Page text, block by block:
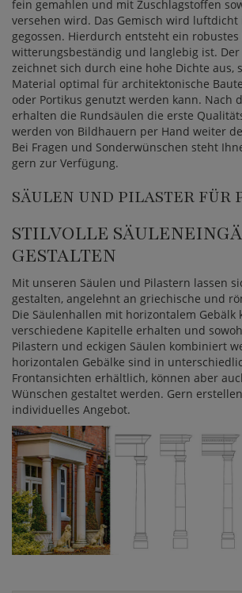
fein gemahlen und mit Zuschlagstoffen
versehen wird. Das Gemisch wird luftdicht
gegossen. Hierdurch entsteht ein robustes
witterungsbeständig und langlebig ist. Der
zeichnet sich durch eine hohe Dichte aus,
Material optimal für architektonische
oder Portikus genutzt werden kann. Nach
erhalten die Rundsäulen die erste
werden von Bildhauern per Hand weiter
Bei Fragen und Sonderwünschen steht
gern zur Verfügung.
SÄULEN UND PILASTER FÜR
STILVOLLE
GESTALTEN
Mit unseren Säulen und Pilastern lassen
gestalten, angelehnt an griechische und
Die Säulenhallen mit horizontalem Gebälk
verschiedene Kapitelle erhalten und
Pilastern und eckigen Säulen kombiniert
horizontalen Gebälke sind in
Frontansichten erhältlich, können aber
Wünschen gestaltet werden. Gern
individuelles Angebot.